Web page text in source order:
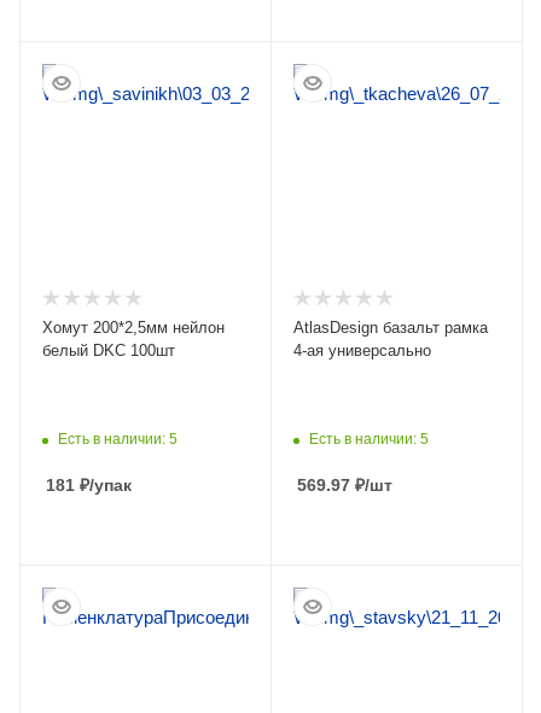
Хомут 200*2,5мм нейлон
белый DKC 100шт
Есть в наличии: 5
181 ₽/упак
AtlasDesign базальт рамка
4-ая универсально
Есть в наличии: 5
569.97 ₽/шт